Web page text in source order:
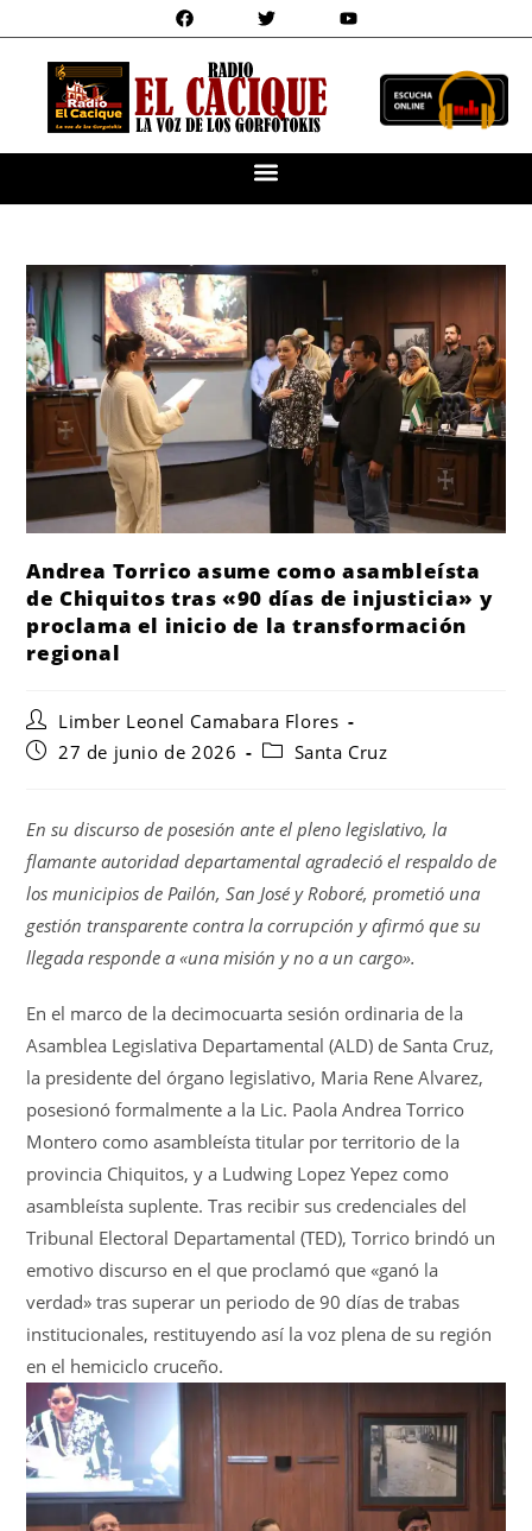
Andrea Torrico asume como asambleísta
de Chiquitos tras «90 días de injusticia» y
proclama el inicio de la transformación
regional
Limber Leonel Camabara Flores
27 de junio de 2026
Santa Cruz
En su discurso de posesión ante el pleno legislativo, la
flamante autoridad departamental agradeció el respaldo de
los municipios de Pailón, San José y Roboré, prometió una
gestión transparente contra la corrupción y afirmó que su
llegada responde a «una misión y no a un cargo».
En el marco de la decimocuarta sesión ordinaria de la
Asamblea Legislativa Departamental (ALD) de Santa Cruz,
la presidente del órgano legislativo, Maria Rene Alvarez,
posesionó formalmente a la Lic. Paola Andrea Torrico
Montero como asambleísta titular por territorio de la
provincia Chiquitos, y a Ludwing Lopez Yepez como
asambleísta suplente. Tras recibir sus credenciales del
Tribunal Electoral Departamental (TED), Torrico brindó un
emotivo discurso en el que proclamó que «ganó la
verdad» tras superar un periodo de 90 días de trabas
institucionales, restituyendo así la voz plena de su región
en el hemiciclo cruceño.